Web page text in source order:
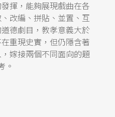
揮，能夠展現戲曲在各
改編、拼貼、並置、互
德劇目，教孝意義大於
重現史實，但仍隱含著
嫁接兩個不同面向的題
。